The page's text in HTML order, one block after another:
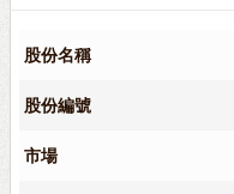
股份名稱
股份編號
市場